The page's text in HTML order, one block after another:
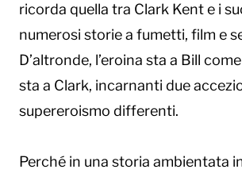
ricorda quella tra Clark Kent e i
numerosi storie a fumetti, film e
D’altronde, l’eroina sta a Bill
sta a Clark, incarnanti due
supereroismo differenti.
Perché in una storia ambientata